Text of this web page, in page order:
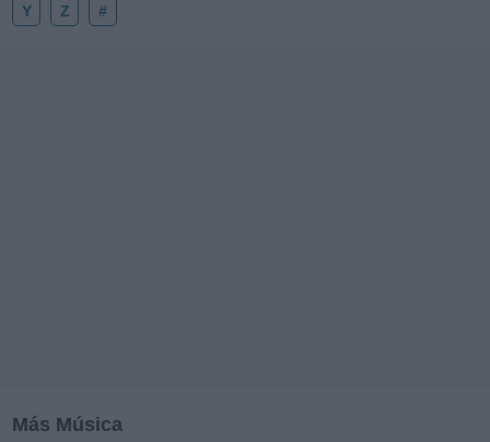
Y Z #
Más Música